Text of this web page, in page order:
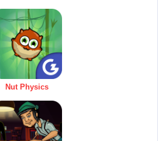
Nut Physics